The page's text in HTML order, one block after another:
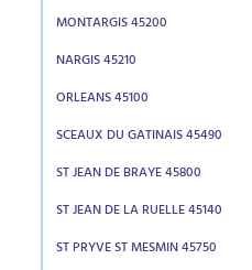
MONTARGIS 45200
NARGIS 45210
ORLEANS 45100
SCEAUX DU GATINAIS 45490
ST JEAN DE BRAYE 45800
ST JEAN DE LA RUELLE 45140
ST PRYVE ST MESMIN 45750